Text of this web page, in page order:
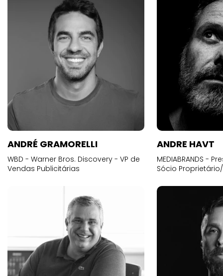
ANDRÉ GRAMORELLI
WBD - Warner Bros. Discovery - VP de
Vendas Publicitárias
ANDRE HAVT
MEDIABRANDS -
Sócio